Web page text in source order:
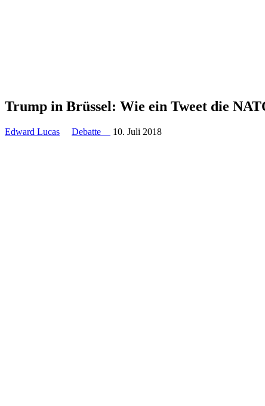
Trump in Brüssel: Wie ein Tweet die
Edward Lucas Debatte 10. Juli 2018